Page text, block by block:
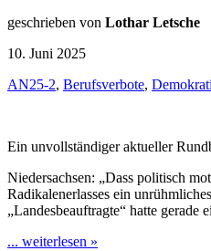
geschrieben von Lothar Letsche
10. Juni 2025
AN25-2, Berufsverbote,
Ein unvollständiger aktueller
Niedersachsen: „Dass politisch
Radikalenerlasses ein
„Landesbeauftragte“ hatte gerade
... weiterlesen »